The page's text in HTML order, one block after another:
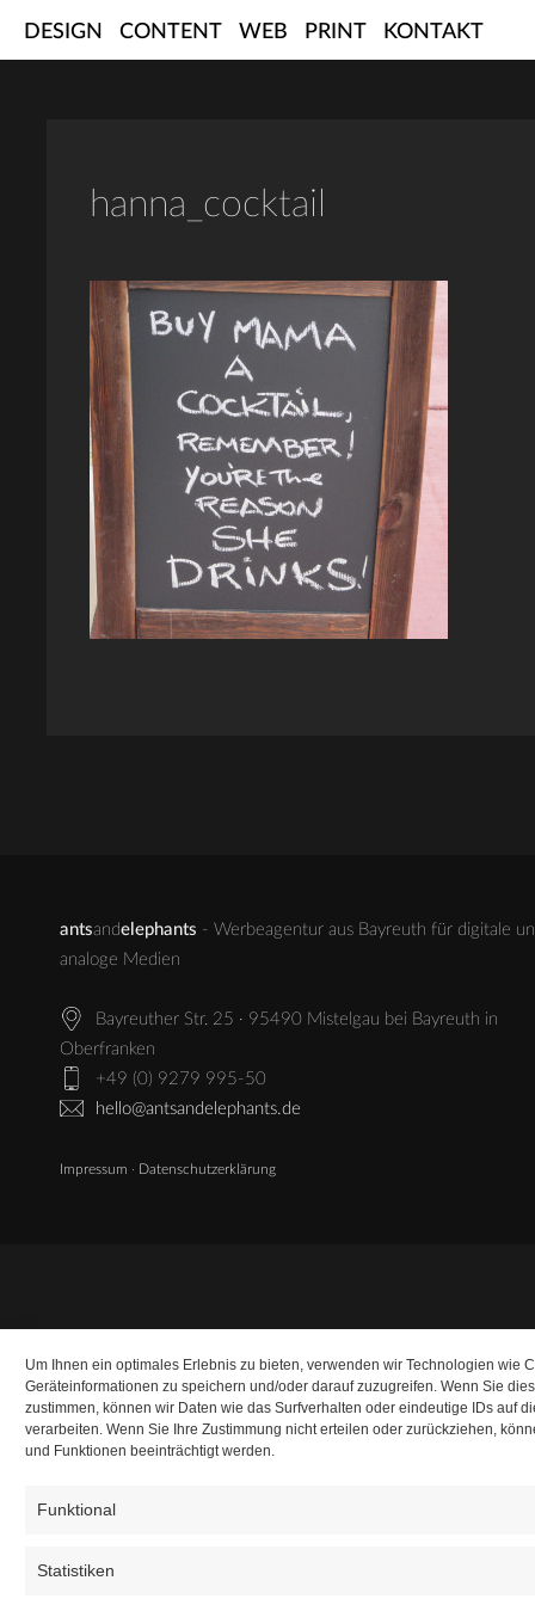
Um Ihnen ein optimales Erlebnis zu bieten, verwenden wir Technologien wie
Geräteinformationen zu speichern und/oder darauf zuzugreifen. Wenn Sie
zustimmen, können wir Daten wie das Surfverhalten oder eindeutige IDs auf
verarbeiten. Wenn Sie Ihre Zustimmung nicht erteilen oder zurückziehen,
und Funktionen beeinträchtigt werden.
Funktional
Statistiken
DESIGN CONTENT WEB PRINT KONTAKT
hanna_cocktail
antsandelephants - Werbeagentur aus Bayreuth für digitale
analoge Medien
Bayreuther Str. 25 · 95490 Mistelgau bei Bayreuth in
Oberfranken
+49 (0) 9279 995-50
hello@antsandelephants.de
Impressum · Datenschutzerklärung